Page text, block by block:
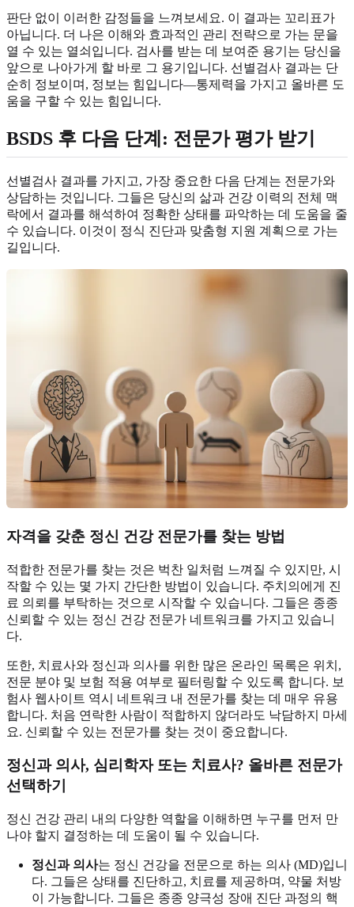
판단 없이 이러한 감정들을 느껴보세요. 이 결과는 꼬리표가
아닙니다. 더 나은 이해와 효과적인 관리 전략으로 가는 문을
열 수 있는 열쇠입니다. 검사를 받는 데 보여준 용기는 당신을
앞으로 나아가게 할 바로 그 용기입니다. 선별검사 결과는 단
순히 정보이며, 정보는 힘입니다—통제력을 가지고 올바른 도
움을 구할 수 있는 힘입니다.
BSDS 후 다음 단계: 전문가 평가 받기
선별검사 결과를 가지고, 가장 중요한 다음 단계는 전문가와
상담하는 것입니다. 그들은 당신의 삶과 건강 이력의 전체 맥
락에서 결과를 해석하여 정확한 상태를 파악하는 데 도움을 줄
수 있습니다. 이것이 정식 진단과 맞춤형 지원 계획으로 가는
길입니다.
자격을 갖춘 정신 건강 전문가를 찾는 방법
적합한 전문가를 찾는 것은 벅찬 일처럼 느껴질 수 있지만, 시
작할 수 있는 몇 가지 간단한 방법이 있습니다. 주치의에게 진
료 의뢰를 부탁하는 것으로 시작할 수 있습니다. 그들은 종종
신뢰할 수 있는 정신 건강 전문가 네트워크를 가지고 있습니
다.
또한, 치료사와 정신과 의사를 위한 많은 온라인 목록은 위치,
전문 분야 및 보험 적용 여부로 필터링할 수 있도록 합니다. 보
험사 웹사이트 역시 네트워크 내 전문가를 찾는 데 매우 유용
합니다. 처음 연락한 사람이 적합하지 않더라도 낙담하지 마세
요. 신뢰할 수 있는 전문가를 찾는 것이 중요합니다.
정신과 의사, 심리학자 또는 치료사? 올바른 전문가
선택하기
정신 건강 관리 내의 다양한 역할을 이해하면 누구를 먼저 만
나야 할지 결정하는 데 도움이 될 수 있습니다.
정신과 의사는 정신 건강을 전문으로 하는 의사 (MD)입니
다. 그들은 상태를 진단하고, 치료를 제공하며, 약물 처방
이 가능합니다. 그들은 종종 양극성 장애 진단 과정의 핵